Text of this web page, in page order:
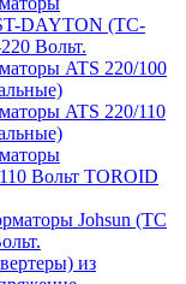
DAYTON (TC-
Вольт.
ATS 220/100
ATS 220/110
Вольт TOROID
Johsun (TС
из